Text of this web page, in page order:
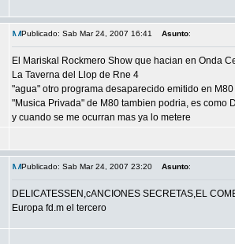
Publicado: Sab Mar 24, 2007 16:41 Asunto:
El Mariskal Rockmero Show que hacian en Onda
La Taverna del Llop de Rne 4
"agua" otro programa desaparecido emitido en M80
"Musica Privada" de M80 tambien podria, es como
y cuando se me ocurran mas ya lo metere
Publicado: Sab Mar 24, 2007 23:20 Asunto:
DELICATESSEN,cANCIONES SECRETAS,EL
Europa fd.m el tercero